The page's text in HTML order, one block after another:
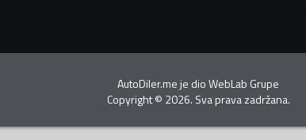
AutoDiler.me je dioWebLab Grupe
Copyright© 2026. Sva prava zadržana.